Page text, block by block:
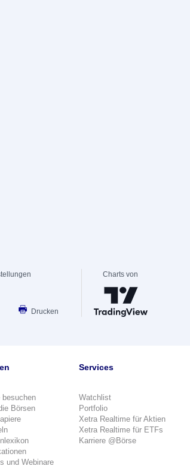
Drucken
Charts von
besuchen
Börsen
und Webinare
Services
Watchlist
Portfolio
Xetra Realtime für Aktien
Xetra Realtime für ETFs
Karriere @Börse